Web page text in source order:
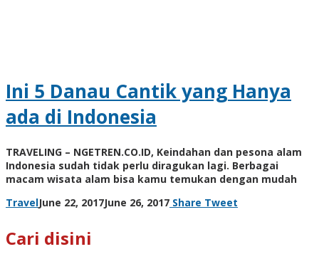
Ini 5 Danau Cantik yang Hanya
ada di Indonesia
TRAVELING – NGETREN.CO.ID, Keindahan dan pesona alam
Indonesia sudah tidak perlu diragukan lagi. Berbagai
macam wisata alam bisa kamu temukan dengan mudah
TravelJune 22, 2017June 26, 2017by
Share Tweet
Cari disini